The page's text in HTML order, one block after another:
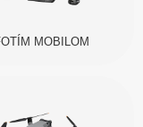
MOBILOM